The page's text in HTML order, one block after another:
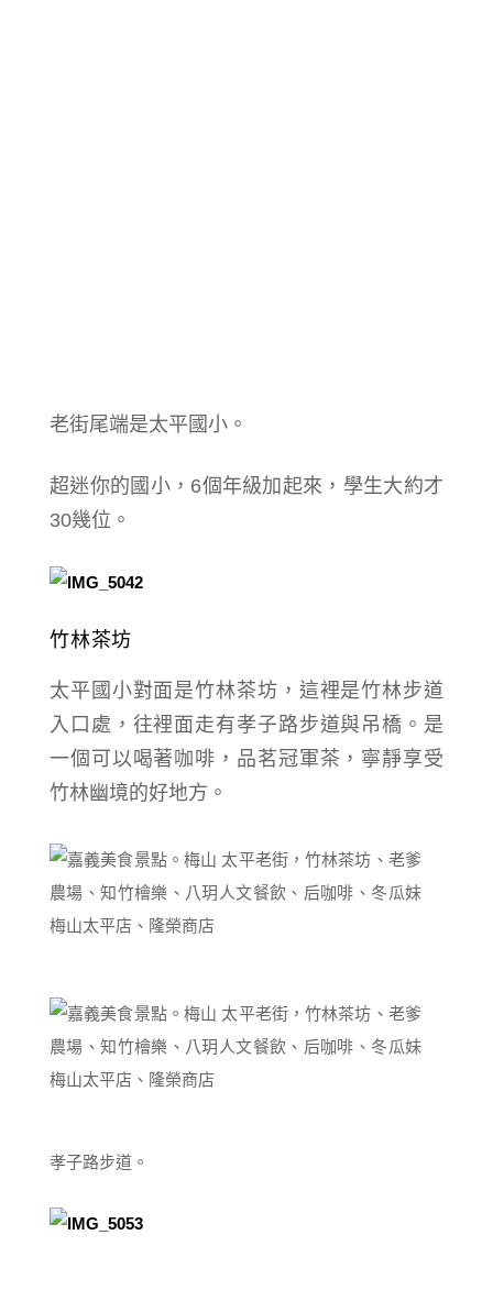
老街尾端是太平國小。
超迷你的國小，6個年級加起來，學生大約才
30幾位。
竹林茶坊
太平國小對面是竹林茶坊，這裡是竹林步道
入口處，往裡面走有孝子路步道與吊橋。 是
一個可以喝著咖啡，品茗冠軍茶，寧靜享受
竹林幽境的好地方。
孝子路步道。